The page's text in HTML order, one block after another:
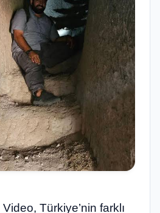
Video, Türkiye’nin farklı